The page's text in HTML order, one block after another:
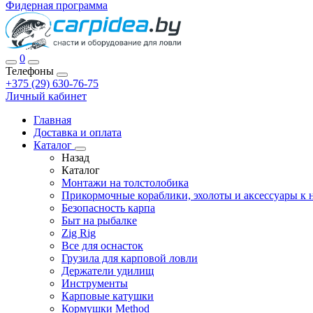
Фидерная программа
0
Телефоны
+375 (29) 630-76-75
Личный кабинет
Главная
Доставка и оплата
Каталог
Назад
Каталог
Монтажи на толстолобика
Прикормочные кораблики, эхолоты и аксессуары к
Безопасность карпа
Быт на рыбалке
Zig Rig
Все для оснасток
Грузила для карповой ловли
Держатели удилищ
Инструменты
Карповые катушки
Кормушки Method